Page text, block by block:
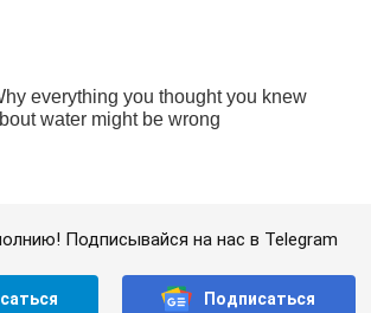
Подписывайся на нас в Telegram
Подписаться